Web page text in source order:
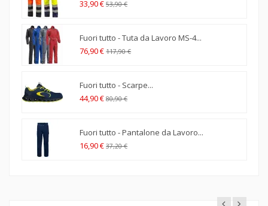
33,90 € 53,90 €
Fuori tutto - Tuta da Lavoro MS-4...
76,90 € 117,90 €
Fuori tutto - Scarpe...
44,90 € 80,90 €
Fuori tutto - Pantalone da Lavoro...
16,90 € 37,20 €